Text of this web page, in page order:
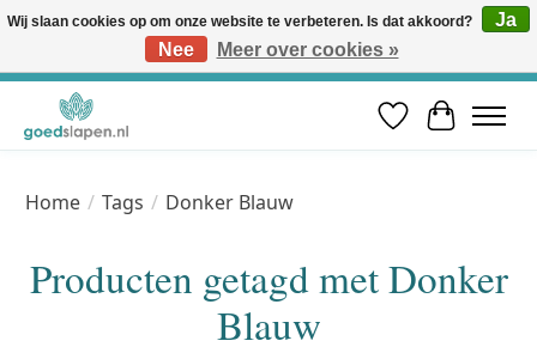
Vóór 12u besteld, volgende werkdag in huis* | Gratis verzending vanaf €50 | Professioneel slaapadvies
Verlanglijst
Home / Tags / Donker Blauw
Producten getagd met Donker
Blauw
Wij slaan cookies op om onze website te verbeteren. Is dat akkoord?
Ja
Nee
Meer over cookies »